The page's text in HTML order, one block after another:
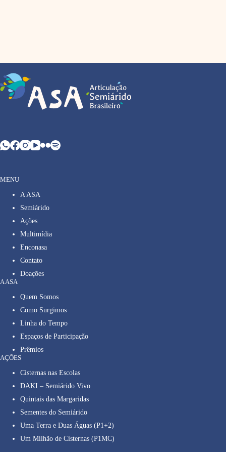
MENU
A ASA
Semiárido
Ações
Multimídia
Enconasa
Contato
Doações
A ASA
Quem Somos
Como Surgimos
Linha do Tempo
Espaços de Participação
Prêmios
AÇÕES
Cisternas nas Escolas
DAKI – Semiárido Vivo
Quintais das Margaridas
Sementes do Semiárido
Uma Terra e Duas Águas (P1+2)
Um Milhão de Cisternas (P1MC)